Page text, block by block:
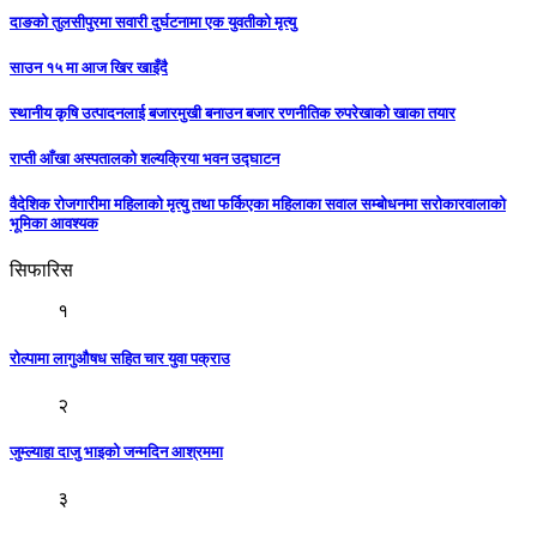
दाङको तुलसीपुरमा सवारी दुर्घटनामा एक युवतीको मृत्यु
साउन १५ मा आज खिर खाइँदै
स्थानीय कृषि उत्पादनलाई बजारमुखी बनाउन बजार रणनीतिक रुपरेखाको खाका तयार
राप्ती आँखा अस्पतालको शल्यक्रिया भवन उद्घाटन
वैदेशिक रोजगारीमा महिलाको मृत्यु तथा फर्किएका महिलाका सवाल सम्बोधनमा सरोकारवालाको
भूमिका आवश्यक
सिफारिस
१
रोल्पामा लागुऔषध सहित चार युवा पक्राउ
२
जुम्ल्याहा दाजु भाइको जन्मदिन आश्रममा
३